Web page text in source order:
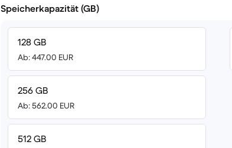
Speicherkapazität (GB)
128 GB
Ab: 447.00 EUR
256 GB
Ab: 562.00 EUR
512 GB